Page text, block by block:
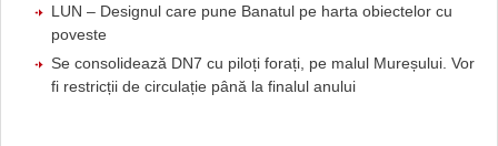
LUN – Designul care pune Banatul pe harta obiectelor cu
poveste
Se consolidează DN7 cu piloți forați, pe malul Mureșului. Vor
fi restricții de circulație până la finalul anului